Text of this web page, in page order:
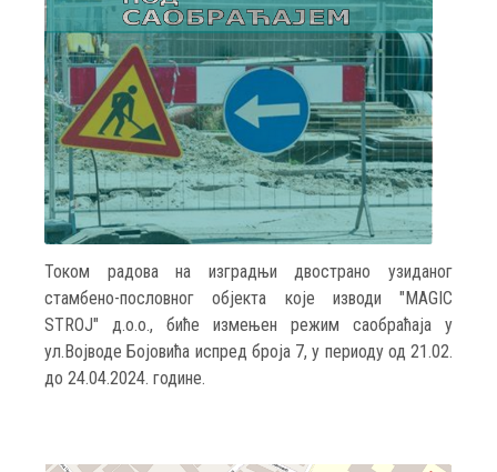
Током радова на изградњи двострано узиданог
стамбено-пословног објекта које изводи "MAGIC
STROJ" д.о.о., биће измењен режим саобраћаја у
ул.Војводе Бојовића испред броја 7, у периоду од 21.02.
до 24.04.2024. године.